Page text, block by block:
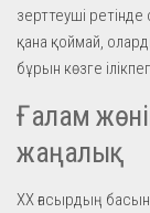
зерттеуші
қана қоймай,
бұрын көзге
Ғалам
жаңалық
ХХ ғасырдың